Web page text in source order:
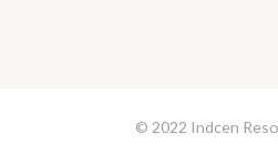
© 2022 Indcen